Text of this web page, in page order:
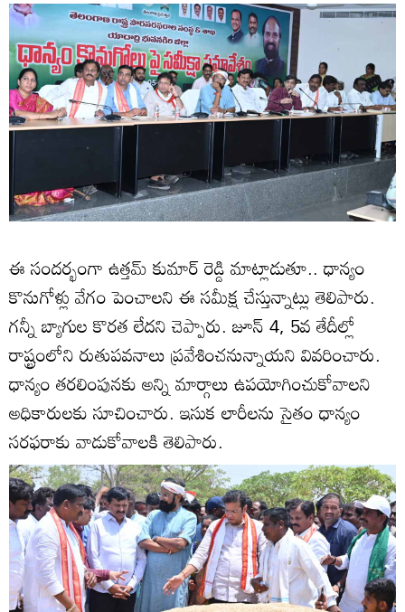
ఈ సందర్భంగా ఉత్తమ్ కుమార్ రెడ్డి మాట్లాడుతూ.. ధాన్యం
కొనుగోళ్లు వేగం పెంచాలని ఈ సమీక్ష చేస్తున్నాట్లు తెలిపారు.
గన్నీ బ్యాగుల కొరత లేదని చెప్పారు. జూన్ 4, 5వ తేదీల్లో
రాష్ట్రంలోని రుతుపవనాలు ప్రవేశించనున్నాయని వివరించారు.
ధాన్యం తరలింపునకు అన్ని మార్గాలు ఉపయోగించుకోవాలని
అధికారులకు సూచించారు. ఇసుక లారీలను సైతం ధాన్యం
సరఫరాకు వాడుకోవాలకి తెలిపారు.